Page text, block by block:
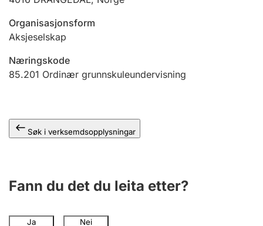
Ektepaktrettleiaren
Andre tema
Organisasjonsform
Aksjeselskap
Næringskode
85.201 Ordinær grunnskuleundervisning
Søk i verksemdsopplysningar
Fann du det du leita etter?
Ja Nei